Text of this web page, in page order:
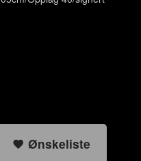
Ønskeliste